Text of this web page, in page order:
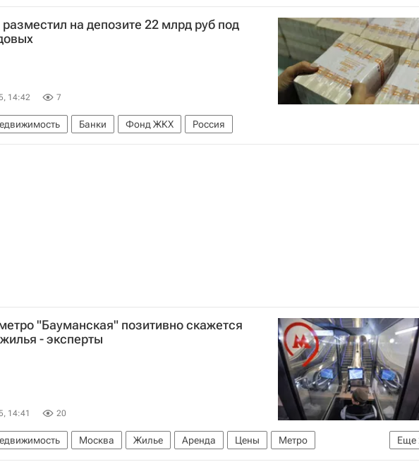
на депозите 22 млрд руб под
14:42 7
Банки Фонд ЖКХ Россия
"Бауманская" позитивно скажется
- эксперты
14:41 20
Еще
Москва Жилье Аренда Цены
Метро
Россия